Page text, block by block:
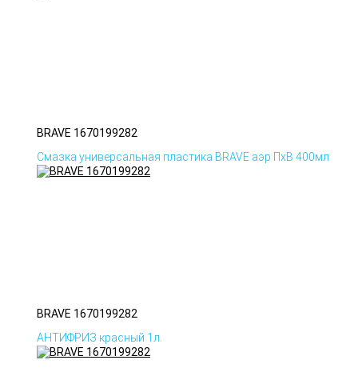
BRAVE 1670199282
Смазка универсальная пластика BRAVE аэр ПхВ 400мл
BRAVE 1670199282
АНТИФРИЗ красный 1л.